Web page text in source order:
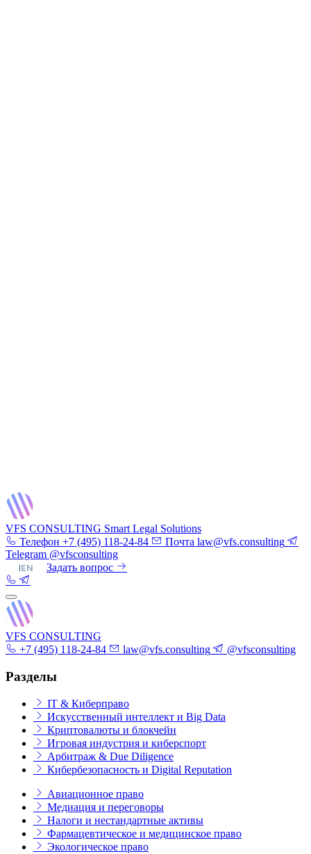
VFS CONSULTING Smart Legal Solutions
Телефон +7 (495) 118-24-84 Почта law@vfs.consulting
Telegram @vfsconsulting
|EN Задать вопрос
VFS CONSULTING
+7 (495) 118-24-84
law@vfs.consulting @vfsconsulting
Разделы
IT & Киберправо
Искусственный интеллект и Big Data
Криптовалюты и блокчейн
Игровая индустрия и киберспорт
Арбитраж & Due Diligence
Кибербезопасность и Digital Reputation
Авиационное право
Медиация и переговоры
Налоги и нестандартные активы
Фармацевтическое и медицинское право
Экологическое право